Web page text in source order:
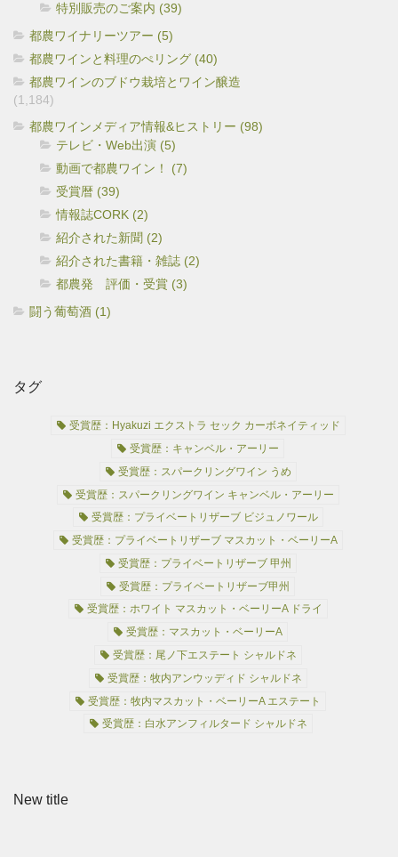
特別販売のご案内 (39)
都農ワイナリーツアー (5)
都農ワインと料理のぺリング (40)
都農ワインのブドウ栽培とワイン醸造
(1,184)
都農ワインメディア情報&ヒストリー (98)
テレビ・Web出演 (5)
動画で都農ワイン！ (7)
受賞暦 (39)
情報誌CORK (2)
紹介された新聞 (2)
紹介された書籍・雑誌 (2)
都農発 評価・受賞 (3)
闘う葡萄酒 (1)
タグ
受賞歴：Hyakuzi エクストラ セック カーボネイティッド
受賞歴：キャンベル・アーリー
受賞歴：スパークリングワイン うめ
受賞歴：スパークリングワイン キャンベル・アーリー
受賞歴：プライベートリザーブ ビジュノワール
受賞歴：プライベートリザーブ マスカット・ベーリーA
受賞歴：プライベートリザーブ 甲州
受賞歴：プライベートリザーブ甲州
受賞歴：ホワイト マスカット・ベーリーA ドライ
受賞歴：マスカット・ベーリーA
受賞歴：尾ノ下エステート シャルドネ
受賞歴：牧内アンウッディド シャルドネ
受賞歴：牧内マスカット・ベーリーA エステート
受賞歴：白水アンフィルタード シャルドネ
New title